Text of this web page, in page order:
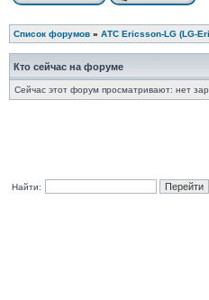
Список форумов » АТС Ericsson-LG (LG-
Кто сейчас на форуме
Сейчас этот форум просматривают: нет
Найти: